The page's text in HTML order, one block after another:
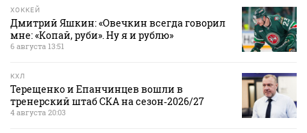
ХОККЕЙ
Дмитрий Яшкин: «Овечкин всегда говорил
мне: «Копай, руби». Ну я и рублю»
6 августа 13:51
КХЛ
Терещенко и Епанчинцев вошли в
тренерский штаб СКА на сезон‑2026/27
4 августа 20:03